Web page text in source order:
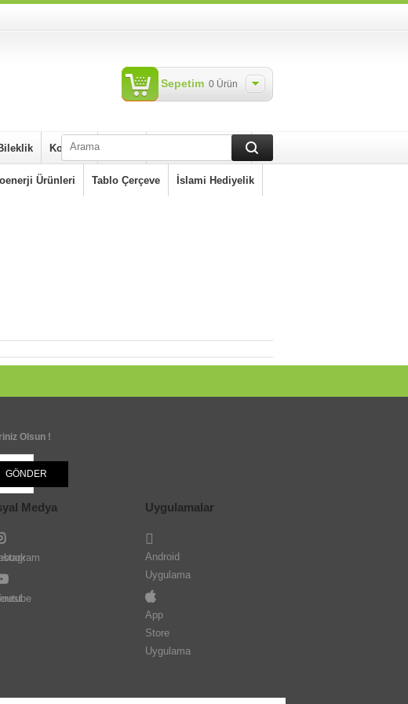
Sepetim 0 Ürün
Kolyeler
Ürünleri Tablo Çerçeve İslami Hediyelik
Olsun !
GÖNDER
Medya Uygulamalar
Android
Uygulama
App
Store
Uygulama